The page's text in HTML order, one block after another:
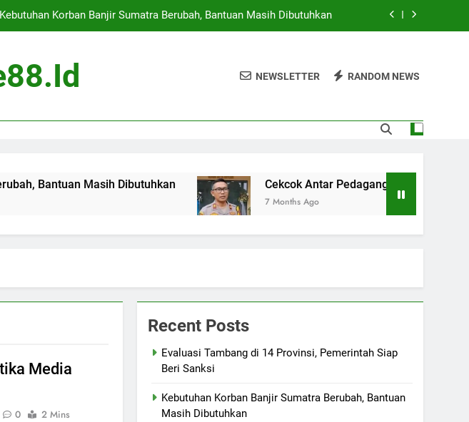
Kebutuhan Korban Banjir Sumatra Berubah, Bantuan Masih Dibutuhkan
Banjir Landa Jakarta, 23 Ruas Jalan dan 10 RT Terendam
Banjir Landa Jakarta, 23 Ruas Jalan dan 10 RT Terendam
NEWSLETTER RANDOM NEWS
Masih Dibutuhkan Cekcok Antar Pedagang Cilok di Jakbar Berujung
7 Months Ago
Media
0
2 Mins
Recent Posts
Evaluasi Tambang di 14 Provinsi, Pemerintah Siap
Beri Sanksi
Kebutuhan Korban Banjir Sumatra Berubah, Bantuan
Masih Dibutuhkan